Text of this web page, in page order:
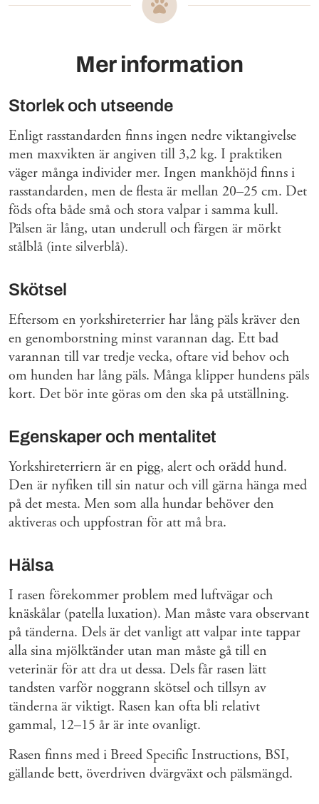
Mer information
Storlek och utseende
Enligt rasstandarden finns ingen nedre viktangivelse
men maxvikten är angiven till 3,2 kg. I praktiken
väger många individer mer. Ingen mankhöjd finns i
rasstandarden, men de flesta är mellan 20–25 cm. Det
föds ofta både små och stora valpar i samma kull.
Pälsen är lång, utan underull och färgen är mörkt
stålblå (inte silverblå).
Skötsel
Eftersom en yorkshireterrier har lång päls kräver den
en genomborstning minst varannan dag. Ett bad
varannan till var tredje vecka, oftare vid behov och
om hunden har lång päls. Många klipper hundens päls
kort. Det bör inte göras om den ska på utställning.
Egenskaper och mentalitet
Yorkshireterriern är en pigg, alert och orädd hund.
Den är nyfiken till sin natur och vill gärna hänga med
på det mesta. Men som alla hundar behöver den
aktiveras och uppfostran för att må bra.
Hälsa
I rasen förekommer problem med luftvägar och
knäskålar (patella luxation). Man måste vara observant
på tänderna. Dels är det vanligt att valpar inte tappar
alla sina mjölktänder utan man måste gå till en
veterinär för att dra ut dessa. Dels får rasen lätt
tandsten varför noggrann skötsel och tillsyn av
tänderna är viktigt. Rasen kan ofta bli relativt
gammal, 12–15 år är inte ovanligt.
Rasen finns med i Breed Specific Instructions, BSI,
gällande bett, överdriven dvärgväxt och pälsmängd.